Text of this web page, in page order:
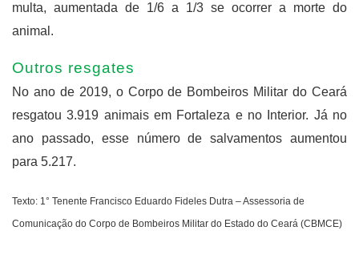
multa, aumentada de 1/6 a 1/3 se ocorrer a morte do
animal.
Outros resgates
No ano de 2019, o Corpo de Bombeiros Militar do Ceará
resgatou 3.919 animais em Fortaleza e no Interior. Já no
ano passado, esse número de salvamentos aumentou
para 5.217.
Texto: 1° Tenente Francisco Eduardo Fideles Dutra – Assessoria de
Comunicação do Corpo de Bombeiros Militar do Estado do Ceará (CBMCE)